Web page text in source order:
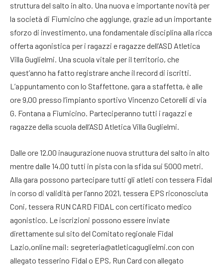
struttura del salto in alto. Una nuova e importante novità per
la società di Fiumicino che aggiunge, grazie ad un importante
sforzo di investimento, una fondamentale disciplina alla ricca
offerta agonistica per i ragazzi e ragazze dell’ASD Atletica
Villa Guglielmi. Una scuola vitale per il territorio, che
quest’anno ha fatto registrare anche il record di iscritti.
L’appuntamento con lo Staffettone, gara a staffetta, è alle
ore 9,00 presso l’impianto sportivo Vincenzo Cetorelli di via
G. Fontana a Fiumicino. Parteciperanno tutti i ragazzi e
ragazze della scuola dell’ASD Atletica Villa Guglielmi.
Dalle ore 12.00 inaugurazione nuova struttura del salto in alto
mentre dalle 14.00 tutti in pista con la sfida sui 5000 metri.
Alla gara possono partecipare tutti gli atleti con tessera Fidal
in corso di validità per l’anno 2021, tessera EPS riconosciuta
Coni, tessera RUN CARD FIDAL con certificato medico
agonistico. Le iscrizioni possono essere inviate
direttamente sul sito del Comitato regionale Fidal
Lazio,online mail: segreteria@atleticaguglielmi.con con
allegato tesserino Fidal o EPS, Run Card con allegato